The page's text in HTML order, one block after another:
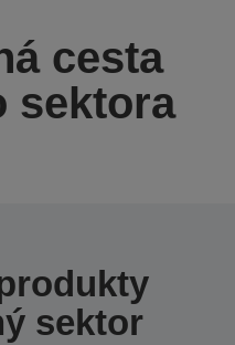
cesta
sektora
sektor